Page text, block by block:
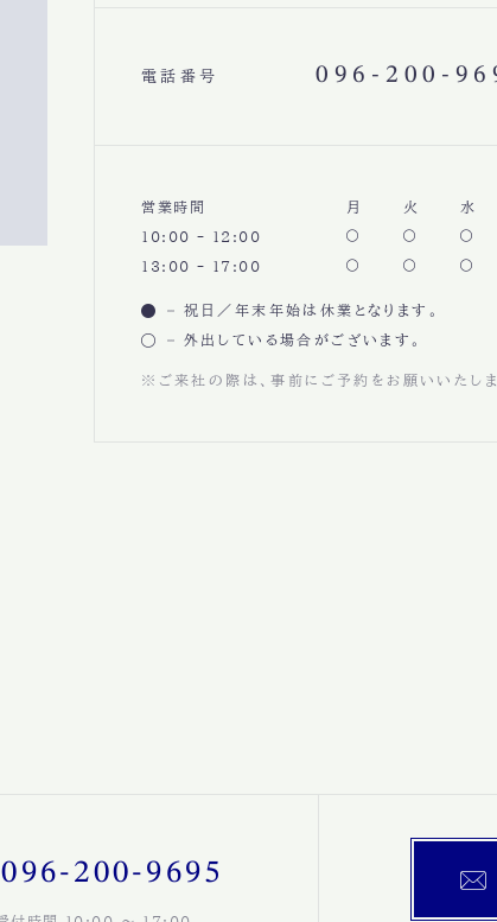
電話番号 096-200-
営業時間 月 火 水
10:00 - 12:00
13:00 - 17:00
祝日／年末年始は休業となります。
外出している場合がございます。
※ご来社の際は、事前にご予約をお願いいたしま
096-200-9695